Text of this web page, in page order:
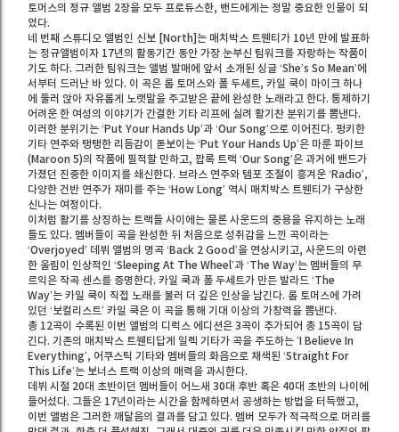
토머스의 정규 앨범 2장을 모두 프로듀스한, 밴드에게는 정말 중요한 인물이 되
었다.
네 번째 스튜디오 앨범인 신보 [North]는 매치박스 트웬티가 10년 만에 발표하
는 정규앨범이자 17년의 활동기간 동안 가장 눈부신 팀워크를 자랑하는 작품이
기도 하다. 그러한 팀워크는 앨범 발매에 앞서 소개된 싱글 ‘She’s So Mean’에
서부터 드러난 바 있다. 이 곡은 롭 토머스와 폴 두세트, 카일 쿡이 마이크 하나
에 둘러 앉아 자유롭게 노랫말을 주고받은 끝에 완성한 노래라고 한다. 통제하기
어려운 한 여성의 이야기가 간결한 기타 리프에 실려 활기찬 분위기를 뽐낸다.
이러한 분위기는 ‘Put Your Hands Up’과 ‘Our Song’으로 이어진다. 펑키한
기타 연주와 탱탱한 리듬감이 돋보이는 ‘Put Your Hands Up’은 마룬 파이브
(Maroon 5)의 작품에 필적할 만하고, 팝록 트랙 ‘Our Song’은 과거에 밴드가
가졌던 진중한 이미지를 쇄신한다. 브라스 연주와 템포 조절이 흥겨운 ‘Radio’,
다양한 건반 연주가 재미를 주는 ‘How Long’ 역시 매치박스 트웬티가 구상한
신나는 여정이다.
이처럼 활기를 상징하는 트랙들 사이에는 물론 사운드의 중용을 유지하는 노래
들도 있다. 멤버들이 곡을 완성한 뒤 처음으로 성취감을 느낀 곡이라는
‘Overjoyed’ 데뷔 앨범의 명곡 ‘Back 2 Good’을 연상시키고, 사운드의 아련
한 울림이 인상적인 ‘Sleeping At The Wheel’과 ‘The Way’는 멤버들의 무
르익은 작곡 센스를 증명한다. 카일 쿡과 폴 두세트가 만든 발라드 ‘The
Way’는 카일 쿡이 직접 노래를 불러 더 깊은 인상을 남긴다. 롭 토머스에 가려
있던 ‘보컬리스트’ 카일 쿡은 이 곡을 통해 기대 이상의 가창력을 뽐낸다.
총 12곡이 수록된 이번 앨범의 디럭스 에디션은 3곡이 추가되어 총 15곡이 담
긴다. 기존의 매치박스 트웬티답게 일렉 기타가 곡을 주도하는 ’I Believe In
Everything’, 어쿠스틱 기타와 멤버들의 화음으로 채색된 ‘Straight For
This Life’는 보너스 트랙 이상의 매력을 과시한다.
데뷔 시절 20대 초반이던 멤버들이 어느새 30대 후반 혹은 40대 초반의 나이에
들어섰다. 그들은 17년이라는 시간을 함께하면서 공생하는 방법을 터득했고,
이번 앨범은 그러한 깨달음의 결과를 담고 있다. 멤버 모두가 적극적으로 머리를